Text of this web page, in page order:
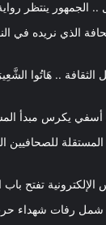
الجمهور ينتظر
الذي نريده في
الثقافة .. هَاتُوا
يكرس مبدأ
المستقلة
تفتح
شمل رفات شهداء